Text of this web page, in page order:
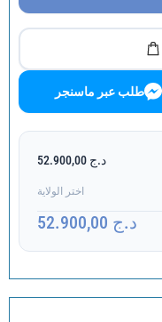
طلب عبر ماسنجر
د.ج 52.900,00
اختر الولاية
د.ج 52.900,00